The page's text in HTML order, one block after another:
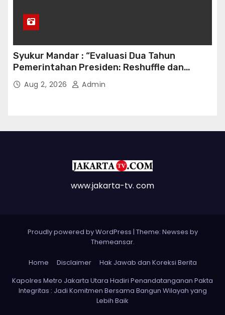
Syukur Mandar : “Evaluasi Dua Tahun
Pemerintahan Presiden: Reshuffle dan
Efisiensi Kabinet Gemuk”
Aug 2, 2026 Admin
www.jakarta-tv. com
Proudly powered by WordPress | Theme: Newses by
Themeansar.
Home Disclaimer
Hak Jawab dan Koreksi Berita
Kapolres Metro Jakarta Utara Hadiri Penandatanganan Pakta
Integritas : Jadi Komitmen Bersama Bangun Wilayah yang
Lebih Baik